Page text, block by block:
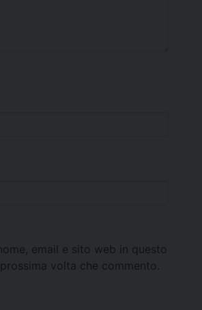
email e sito web in questo
volta che commento.